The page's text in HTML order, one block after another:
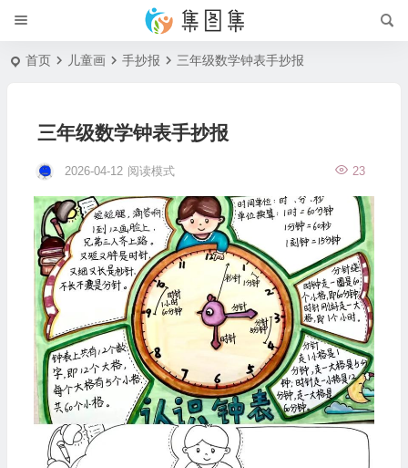
首页 儿童画 手抄报 三年级数学钟表手抄报
三年级数学钟表手抄报
2026-04-12 23
阅读模式